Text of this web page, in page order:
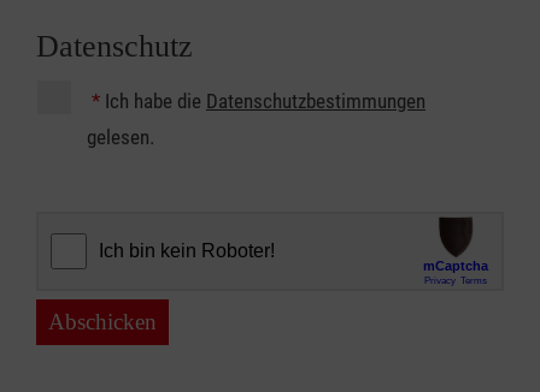
Datenschutz
* Ich habe die Datenschutzbestimmungen
gelesen.
Abschicken